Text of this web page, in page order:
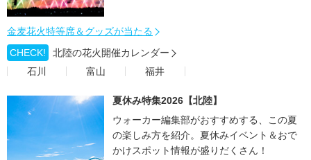
金麦花火特等席＆グッズが当たる
CHECK!
北陸の花火開催カレンダー
石川
富山 福井
夏休み特集2026【北陸】
ウォーカー編集部がおすすめする、この夏
の楽しみ方を紹介。夏休みイベント＆おで
かけスポット情報が盛りだくさん！